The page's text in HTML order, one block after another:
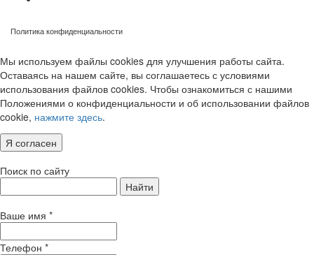
Политика конфиденциальности
Мы используем файлы cookies для улучшения работы сайта.
Оставаясь на нашем сайте, вы соглашаетесь с условиями
использования файлов cookies. Чтобы ознакомиться с нашими
Положениями о конфиденциальности и об использовании файлов
cookie, нажмите здесь.
Я согласен
Поиск по сайту
Найти
Ваше имя *
Телефон *